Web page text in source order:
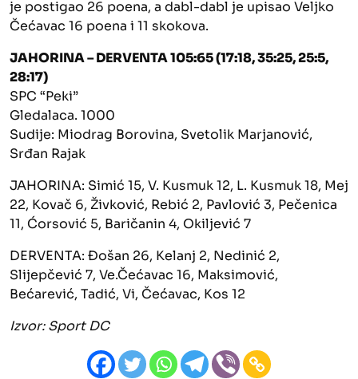
je postigao 26 poena, a dabl-dabl je upisao Veljko
Čećavac 16 poena i 11 skokova.
JAHORINA – DERVENTA 105:65 (17:18, 35:25, 25:5,
28:17)
SPC “Peki”
Gledalaca. 1000
Sudije: Miodrag Borovina, Svetolik Marjanović,
Srđan Rajak
JAHORINA: Simić 15, V. Kusmuk 12, L. Kusmuk 18, Mej
22, Kovač 6, Živković, Rebić 2, Pavlović 3, Pečenica
11, Ćorsović 5, Baričanin 4, Okiljević 7
DERVENTA: Đošan 26, Kelanj 2, Nedinić 2,
Slijepčević 7, Ve.Čećavac 16, Maksimović,
Bećarević, Tadić, Vi, Čećavac, Kos 12
Izvor: Sport DC